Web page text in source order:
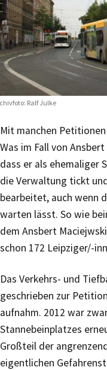
Ralf Julke
Mit manchen
Was im Fall von
dass er als ehemaliger
die Verwaltung tickt
bearbeitet, auch wenn
warten lässt. So wie
dem Ansbert
schon 172 Leipziger/-
Das Verkehrs- und
geschrieben zur
aufnahm. 2012 war
Stannebeinplatzes
Großteil der
eigentlichen